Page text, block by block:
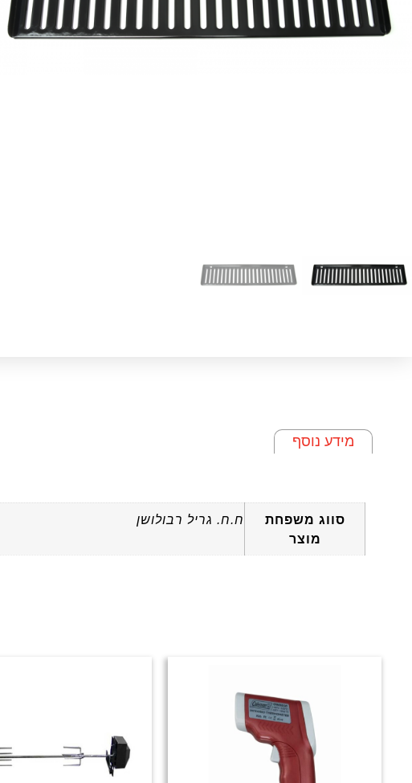
מידע נוסף
סווג משפחת
מוצר
ח.ח. גריל רבולושן